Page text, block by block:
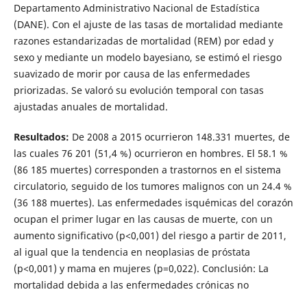
Departamento Administrativo Nacional de Estadística
(DANE). Con el ajuste de las tasas de mortalidad mediante
razones estandarizadas de mortalidad (REM) por edad y
sexo y mediante un modelo bayesiano, se estimó el riesgo
suavizado de morir por causa de las enfermedades
priorizadas. Se valoró su evolución temporal con tasas
ajustadas anuales de mortalidad.
Resultados: De 2008 a 2015 ocurrieron 148.331 muertes, de
las cuales 76 201 (51,4 %) ocurrieron en hombres. El 58.1 %
(86 185 muertes) corresponden a trastornos en el sistema
circulatorio, seguido de los tumores malignos con un 24.4 %
(36 188 muertes). Las enfermedades isquémicas del corazón
ocupan el primer lugar en las causas de muerte, con un
aumento significativo (p<0,001) del riesgo a partir de 2011,
al igual que la tendencia en neoplasias de próstata
(p<0,001) y mama en mujeres (p=0,022). Conclusión: La
mortalidad debida a las enfermedades crónicas no